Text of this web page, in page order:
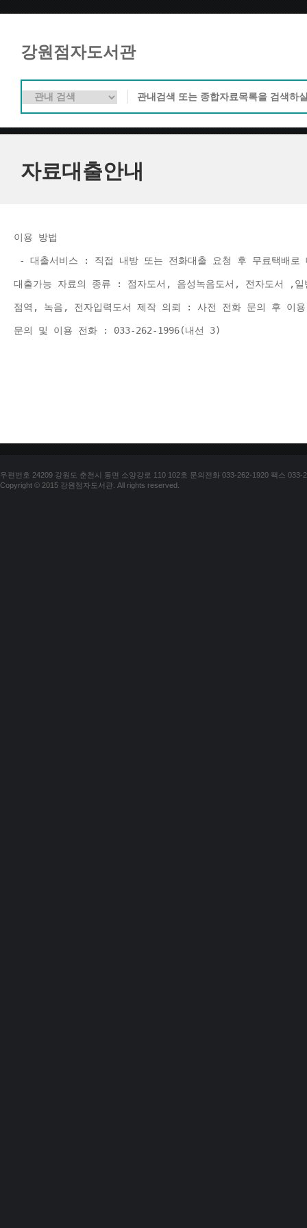
강원점자도서관
자료대출안내
이용 방법
- 대출서비스 : 직접 내방 또는 전화대출 요청 후 무료택배
대출가능 자료의 종류 : 점자도서, 음성녹음도서, 전자도서 ,
점역, 녹음, 전자입력도서 제작 의뢰 : 사전 전화 문의 후 이
문의 및 이용 전화 : 033-262-1996(내선 3)
우편번호 24209 강원도 춘천시 동면 소양강로 110 102호 문의전화 033-262-1920 팩스 033-
Copyright © 2015 강원점자도서관. All rights reserved.